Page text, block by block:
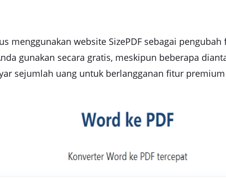
menggunakan website SizePDF sebagai pengubah
gunakan secara gratis, meskipun beberapa
sejumlah uang untuk berlangganan fitur